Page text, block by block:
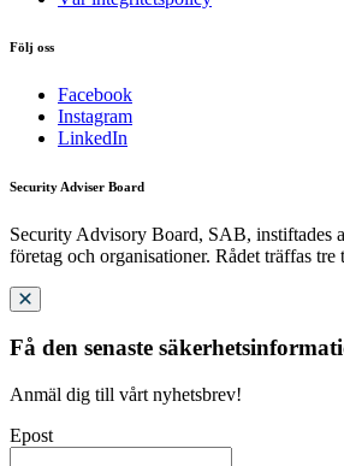
Följ oss
Facebook
Instagram
LinkedIn
Security Adviser Board
Security Advisory Board, SAB, instiftades
företag och organisationer. Rådet träffas
Få den senaste
Anmäl dig till vårt nyhetsbrev!
Epost